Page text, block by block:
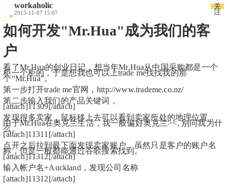
workaholic
2015-11-07 15:07
关
注
如何开发"Mr.Hua"成为我们的客
户
看了Mr.Hua的创业日记，想当年Mr.Hua从中国采购都是一个
柜一个柜的，于是想我也可以上trade me找找我的那
个“Mr.Hua”。
第一步打开trade me官网，http://www.trademe.co.nz/
第二步输入我们的产品关键词，
[attach]11309[/attach]
发现很多卖家，鼠标移上去可以看到卖家所处的地理位置，
由于Mr.Hua在奥克兰生活，我一般偏好奥克兰><, 别问我为什
么。
[attach]11311[/attach]
点开之后拉到最下面发现卖家账户，虽然只是客户的账户名
称，但是一般都能通过谷歌搜索找到。
[attach]11312[/attach]
输入帐户名+Auckland，发现公司名称
[attach]11312[/attach]